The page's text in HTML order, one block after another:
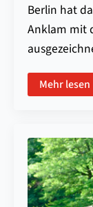
Berlin hat
Anklam mit
Mehr lesen